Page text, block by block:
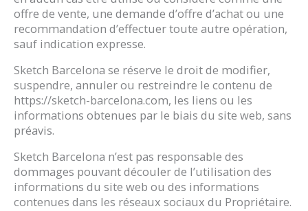
offre de vente, une demande d’offre d’achat ou une
recommandation d’effectuer toute autre opération,
sauf indication expresse.
Sketch Barcelona se réserve le droit de modifier,
suspendre, annuler ou restreindre le contenu de
https://sketch-barcelona.com, les liens ou les
informations obtenues par le biais du site web, sans
préavis.
Sketch Barcelona n’est pas responsable des
dommages pouvant découler de l’utilisation des
informations du site web ou des informations
contenues dans les réseaux sociaux du Propriétaire.